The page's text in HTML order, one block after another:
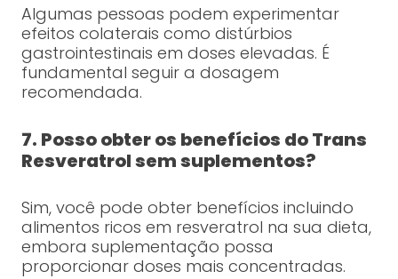
Algumas pessoas podem experimentar
efeitos colaterais como distúrbios
gastrointestinais em doses elevadas. É
fundamental seguir a dosagem
recomendada.
7. Posso obter os benefícios do Trans
Resveratrol sem suplementos?
Sim, você pode obter benefícios incluindo
alimentos ricos em resveratrol na sua dieta,
embora suplementação possa
proporcionar doses mais concentradas.